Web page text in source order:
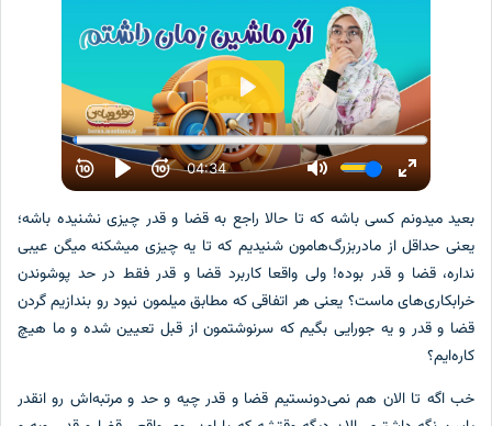
بعید میدونم کسی باشه که تا حالا راجع به قضا و قدر چیزی نشنیده باشه؛
یعنی حداقل از مادربزرگ‌هامون شنیدیم که تا یه چیزی میشکنه میگن عیبی
نداره، قضا و قدر بوده! ولی واقعا کاربرد قضا و قدر فقط در حد پوشوندن
خرابکاری‌های ماست؟ یعنی هر اتفاقی که مطابق میلمون نبود رو بندازیم گردن
قضا و قدر و یه جورایی بگیم که سرنوشتمون از قبل تعیین شده و ما هیچ
کاره‌ایم؟
خب اگه تا الان هم نمی‌دونستیم قضا و قدر چیه و حد و مرتبه‌اش رو انقدر